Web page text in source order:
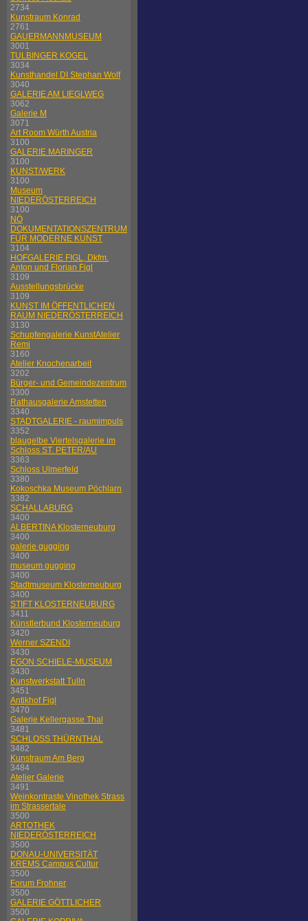
2734
Kunstraum Konrad
2761
GAUERMANNMUSEUM
3001
TULBINGER KOGEL
3034
Kunsthandel DI Stephan Wolf
3040
GALERIE AM LIEGLWEG
3062
Galerie M
3071
Art Room Würth Austria
3100
GALERIE MARINGER
3100
KUNST/WERK
3100
Museum
NIEDERÖSTERREICH
3100
NÖ
DOKUMENTATIONSZENTRUM
FÜR MODERNE KUNST
3104
HOFGALERIE FIGL, Dkfm.
Anton und Florian Figl
3109
Ausstellungsbrücke
3109
KUNST IM ÖFFENTLICHEN
RAUM NIEDERÖSTERREICH
3130
Schupfengalerie KunstAtelier
Remi
3160
Atelier Knochenarbeit
3202
Bürger- und Gemeindezentrum
3300
Rathausgalerie Amstetten
3340
STADTGALERIE - raumimpuls
3352
blaugelbe Viertelsgalerie im
Schloss ST. PETER/AU
3363
Schloss Ulmerfeld
3380
Kokoschka Museum Pöchlarn
3382
SCHALLABURG
3400
ALBERTINA Klosterneuburg
3400
galerie gugging
3400
museum gugging
3400
Stadtmuseum Klosterneuburg
3400
STIFT KLOSTERNEUBURG
3411
Künstlerbund Klosterneuburg
3420
Werner SZENDI
3430
EGON SCHIELE-MUSEUM
3430
Kunstwerkstatt Tulln
3451
Antikhof Figl
3470
Galerie Kellergasse Thal
3481
SCHLOSS THÜRNTHAL
3482
Kunstraum Am Berg
3484
Atelier Galerie
3491
Weinkontraste Vinothek Strass
im Strassertale
3500
ARTOTHEK
NIEDERÖSTERREICH
3500
DONAU-UNIVERSITÄT
KREMS Campus Cultur
3500
Forum Frohner
3500
GALERIE GÖTTLICHER
3500